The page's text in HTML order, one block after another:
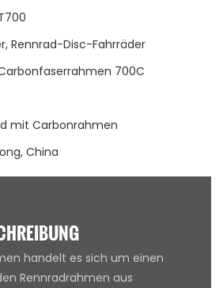
Rennrad-Disc-Fahrräder
700C
mit Carbonrahmen
China
handelt es sich um einen
Rennradrahmen aus